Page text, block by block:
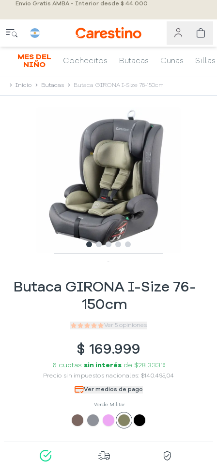
Envio Gratis AMBA - Interior desde $ 44.000
MES DEL
NIÑO
Cochecitos Butacas Cunas Sillas
Inicio Butacas Butaca GIRONA I-Size 76-150cm
Slide1
Slide2
Slide3
SlideSlide
-
Butaca GIRONA I-Size 76-
150cm
Ver 5 opiniones
$ 169.999
6 cuotas sin interésde $28.333 16
Precio sin impuestos nacionales: $140.495,04
Ver medios de pago
Verde Militar